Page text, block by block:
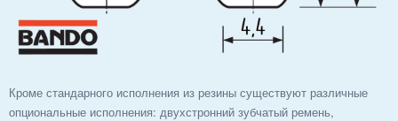
Кроме стандарного исполнения из резины существуют различные
опциональные исполнения: двухстронний зубчатый ремень,